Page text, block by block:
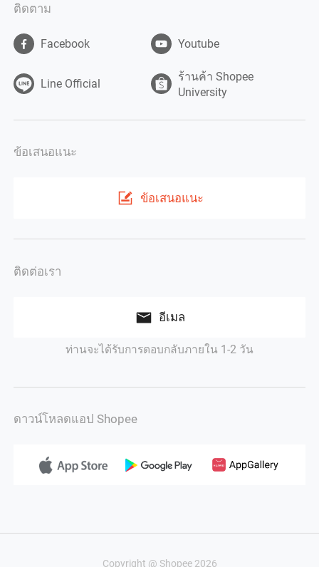
ติดตาม
Facebook Youtube
Line Official
ร้านค้า Shopee
University
ข้อเสนอแนะ
ข้อเสนอแนะ
ติดต่อเรา
อีเมล
ท่านจะได้รับการตอบกลับภายใน 1-2 วัน
ดาวน์โหลดแอป Shopee
Copyright @ Shopee 2026